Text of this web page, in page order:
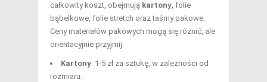
całkowity koszt, obejmują kartony, folie
bąbelkowe, folie stretch oraz taśmy pakowe.
Ceny materiałów pakowych mogą się różnić, ale
orientacyjnie przyjmij:
Kartony: 1-5 zł za sztukę, w zależności od
rozmiaru.